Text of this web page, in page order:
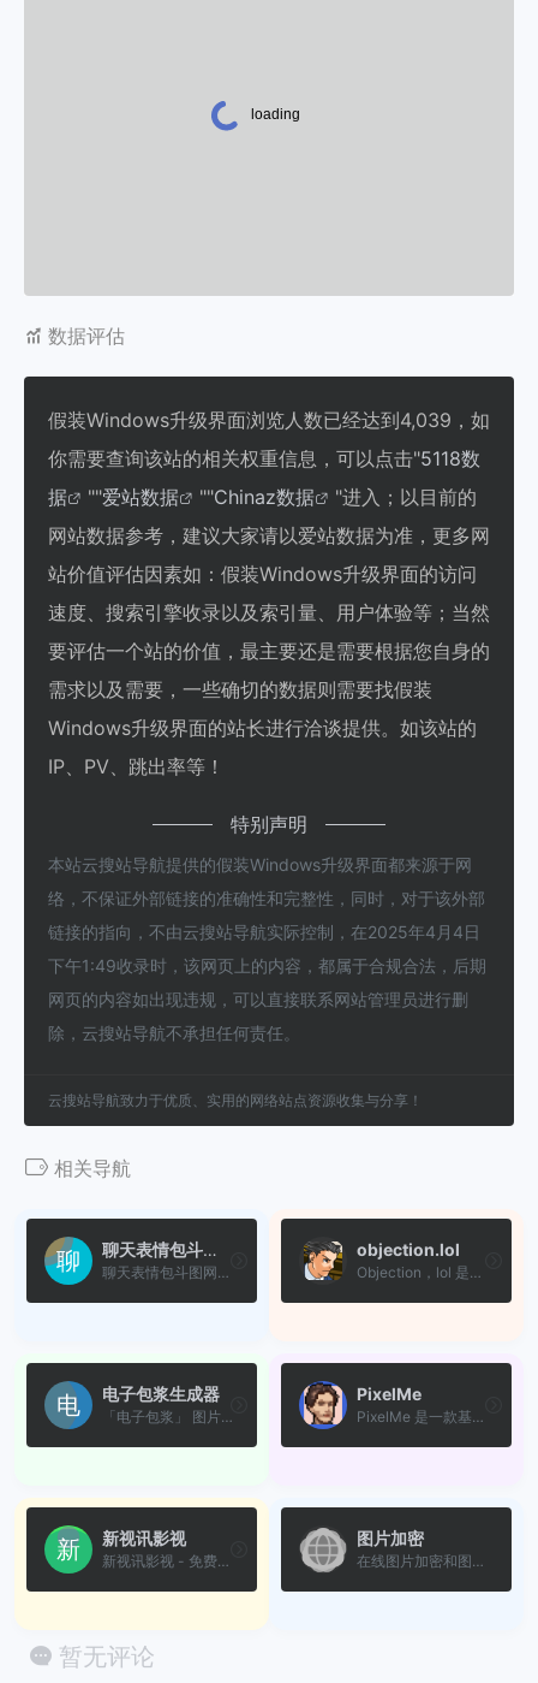
数据评估
假装Windows升级界面浏览人数已经达到4,039，如
你需要查询该站的相关权重信息，可以点击"5118数
据
""爱站数据 ""Chinaz数据
"进入；以目前的
网站数据参考，建议大家请以爱站数据为准，更多网
站价值评估因素如：假装Windows升级界面的访问
速度、搜索引擎收录以及索引量、用户体验等；当然
要评估一个站的价值，最主要还是需要根据您自身的
需求以及需要，一些确切的数据则需要找假装
Windows升级界面的站长进行洽谈提供。如该站的
IP、PV、跳出率等！
特别声明
本站云搜站导航提供的假装Windows升级界面都来源于网
络，不保证外部链接的准确性和完整性，同时，对于该外部
链接的指向，不由云搜站导航实际控制，在2025年4月4日
下午1:49收录时，该网页上的内容，都属于合规合法，后期
网页的内容如出现违规，可以直接联系网站管理员进行删
除，云搜站导航不承担任何责任。
云搜站导航致力于优质、实用的网络站点资源收集与分享！
相关导航
聊天表情包斗图动图
聊天表情包斗图网站，动图表...
objection.lol
Objection，lol 是一个基于《...
电子包浆生成器
「电子包浆」 图片做旧工具，...
PixelMe
PixelMe 是一款基于AI的在线...
新视讯影视
新视讯影视 - 免费在线观看最新VIP电视剧与热门影视资源。
图片加密
在线图片加密和图片混淆工具...
暂无评论